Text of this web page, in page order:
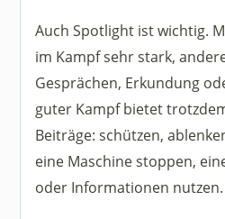
Auch Spotlight ist wichtig.
im Kampf sehr stark,
Gesprächen, Erkundung
guter Kampf bietet
Beiträge: schützen,
eine Maschine stoppen,
oder Informationen nutzen.